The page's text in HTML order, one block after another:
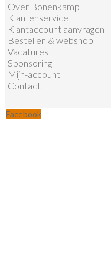
Over Bonenkamp
Klantenservice
Klantaccount aanvragen
Bestellen & webshop
Vacatures
Sponsoring
Mijn-account
Contact
Facebook